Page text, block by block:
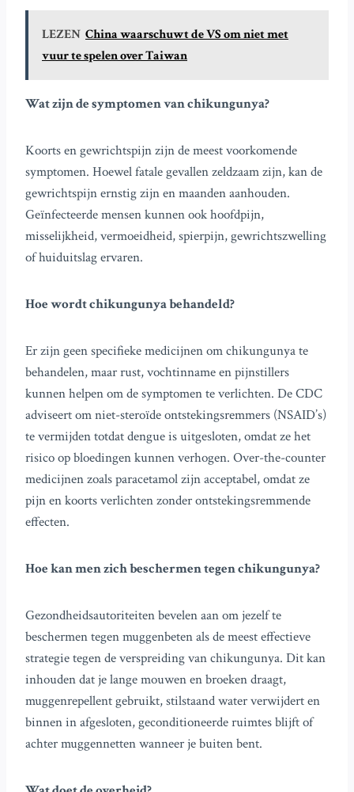
LEZEN China waarschuwt de VS om niet met
vuur te spelen over Taiwan
Wat zijn de symptomen van chikungunya?
Koorts en gewrichtspijn zijn de meest voorkomende
symptomen. Hoewel fatale gevallen zeldzaam zijn, kan de
gewrichtspijn ernstig zijn en maanden aanhouden.
Geïnfecteerde mensen kunnen ook hoofdpijn,
misselijkheid, vermoeidheid, spierpijn, gewrichtszwelling
of huiduitslag ervaren.
Hoe wordt chikungunya behandeld?
Er zijn geen specifieke medicijnen om chikungunya te
behandelen, maar rust, vochtinname en pijnstillers
kunnen helpen om de symptomen te verlichten. De CDC
adviseert om niet-steroïde ontstekingsremmers (NSAID’s)
te vermijden totdat dengue is uitgesloten, omdat ze het
risico op bloedingen kunnen verhogen. Over-the-counter
medicijnen zoals paracetamol zijn acceptabel, omdat ze
pijn en koorts verlichten zonder ontstekingsremmende
effecten.
Hoe kan men zich beschermen tegen chikungunya?
Gezondheidsautoriteiten bevelen aan om jezelf te
beschermen tegen muggenbeten als de meest effectieve
strategie tegen de verspreiding van chikungunya. Dit kan
inhouden dat je lange mouwen en broeken draagt,
muggenrepellent gebruikt, stilstaand water verwijdert en
binnen in afgesloten, geconditioneerde ruimtes blijft of
achter muggennetten wanneer je buiten bent.